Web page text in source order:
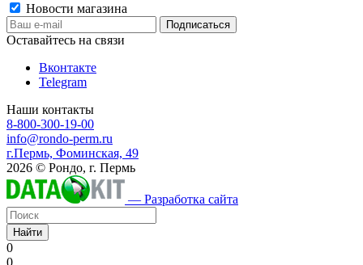
Новости магазина
Оставайтесь на связи
Вконтакте
Telegram
Наши контакты
8-800-300-19-00
info@rondo-perm.ru
г.Пермь, Фоминская, 49
2026 © Рондо, г. Пермь
— Разработка сайта
Найти
0
0